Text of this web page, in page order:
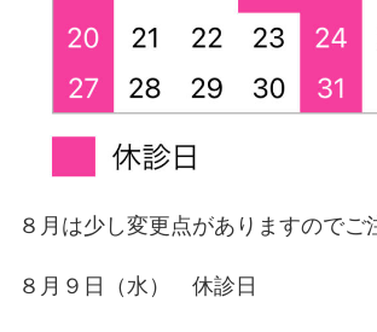
８月は少し変更点がありますのでご
８月９日（水） 休診日